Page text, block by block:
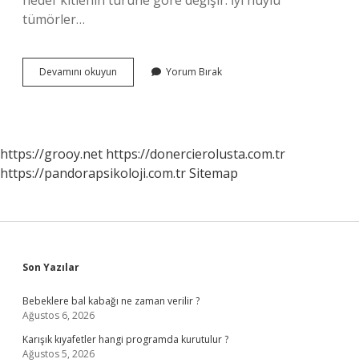
tümörler…
Devamını okuyun
Üstü
Yorum Bırak
https://grooy.net https://donercierolusta.com.tr
https://pandorapsikoloji.com.trSitemap
Sidebar
Son Yazılar
Bebeklere bal kabağı ne zaman verilir ?
Ağustos 6, 2026
Karışık kıyafetler hangi programda kurutulur ?
Ağustos 5, 2026